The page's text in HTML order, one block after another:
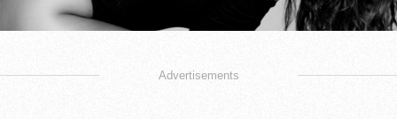
Advertisements